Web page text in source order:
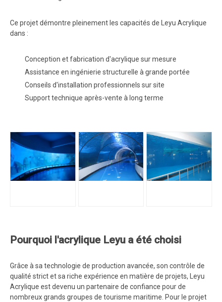
Ce projet démontre pleinement les capacités de Leyu Acrylique
dans :
Conception et fabrication d'acrylique sur mesure
Assistance en ingénierie structurelle à grande portée
Conseils d'installation professionnels sur site
Support technique après-vente à long terme
Pourquoi l'acrylique Leyu a été choisi
Grâce à sa technologie de production avancée, son contrôle de
qualité strict et sa riche expérience en matière de projets, Leyu
Acrylique est devenu un partenaire de confiance pour de
nombreux grands groupes de tourisme maritime. Pour le projet